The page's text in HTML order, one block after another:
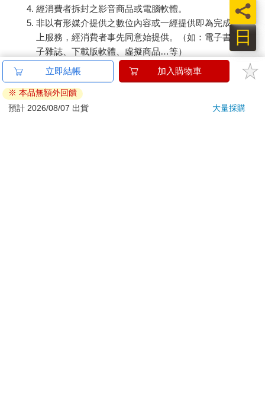
經消費者拆封之影音商品或電腦軟體。
非以有形媒介提供之數位內容或一經提供即為完成之線
上服務，經消費者事先同意始提供。（如：電子書、電
子雜誌、下載版軟體、虛擬商品…等）
已拆封之個人衛生用品。（如：內衣褲、刮鬍刀、除毛
刀…等）
若非上列種類商品，均享有到貨7天的猶豫期（含例假
日）。
立即結帳 加入購物車
※ 本品無額外回饋
預計 2026/08/07 出貨
大量採購
日
員